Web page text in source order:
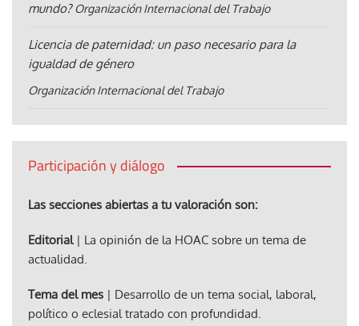
mundo? Organización Internacional del Trabajo
Licencia de paternidad: un paso necesario para la
igualdad de género
Organización Internacional del Trabajo
Participación y diálogo
Las secciones abiertas a tu valoración son:
Editorial| La opinión de la HOAC sobre un tema de
actualidad.
Tema del mes | Desarrollo de un tema social, laboral,
político o eclesial tratado con profundidad.